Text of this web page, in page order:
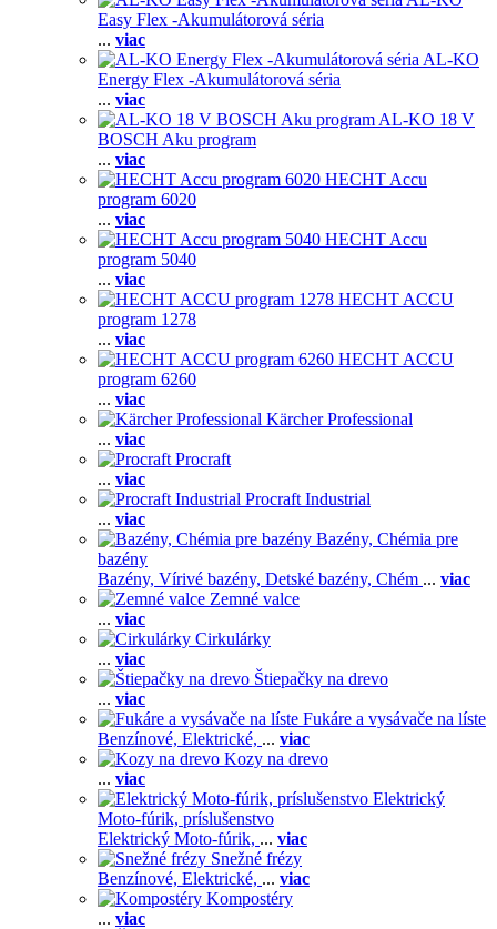
Easy Flex -Akumulátorová séria
... viac
AL-KO
Energy Flex -Akumulátorová séria
... viac
AL-KO 18 V
BOSCH Aku program
... viac
HECHT Accu
program 6020
... viac
HECHT Accu
program 5040
... viac
HECHT ACCU
program 1278
... viac
HECHT ACCU
program 6260
... viac
Kärcher Professional
... viac
Procraft
... viac
Procraft Industrial
... viac
Bazény, Chémia pre
bazény
Bazény, Vírivé bazény, Detské bazény, Chém ... viac
Zemné valce
... viac
Cirkulárky
... viac
Štiepačky na drevo
... viac
Fukáre a vysávače na líste
Benzínové, Elektrické, ... viac
Kozy na drevo
... viac
Elektrický
Moto-fúrik, príslušenstvo
Elektrický Moto-fúrik, ... viac
Snežné frézy
Benzínové, Elektrické, ... viac
Kompostéry
... viac